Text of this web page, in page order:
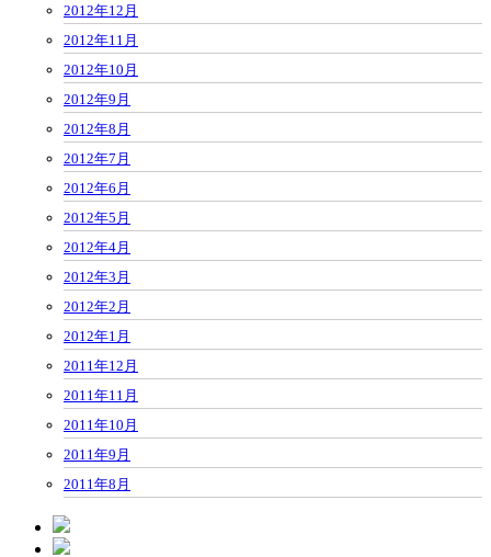
2012年12月
2012年11月
2012年10月
2012年9月
2012年8月
2012年7月
2012年6月
2012年5月
2012年4月
2012年3月
2012年2月
2012年1月
2011年12月
2011年11月
2011年10月
2011年9月
2011年8月